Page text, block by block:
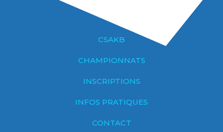
CSAKB
CHAMPIONNATS
INSCRIPTIONS
INFOS PRATIQUES
CONTACT